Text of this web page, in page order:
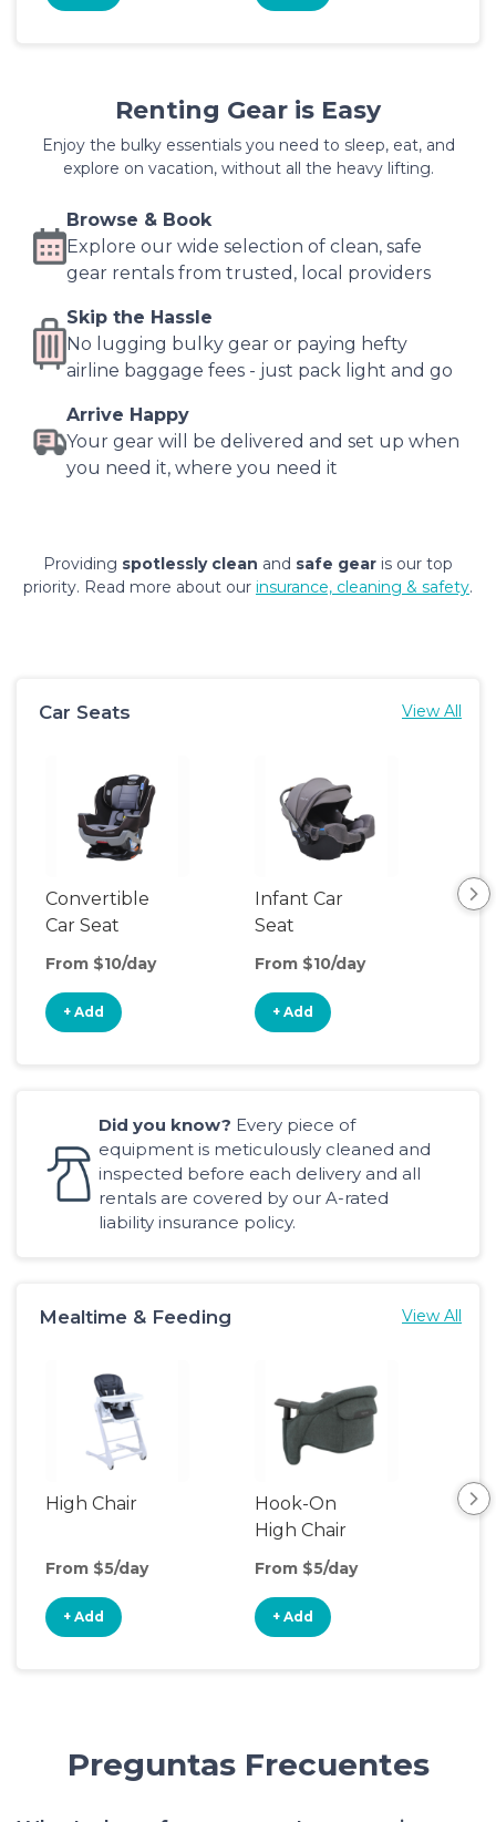
Renting Gear is Easy
Enjoy the bulky essentials you need to sleep, eat, and
explore on vacation, without all the heavy lifting.
Browse & Book
Explore our wide selection of clean, safe
gear rentals from trusted, local providers
Skip the Hassle
No lugging bulky gear or paying hefty
airline baggage fees - just pack light and go
Arrive Happy
Your gear will be delivered and set up when
you need it, where you need it
Providing spotlessly clean and safe gear is our top
priority. Read more about our insurance, cleaning & safety.
Car Seats View All
Convertible
Car Seat
From $10/day
+ Add
Infant Car
Seat
From $10/day
+ Add
Did you know? Every piece of
equipment is meticulously cleaned and
inspected before each delivery and all
rentals are covered by our A-rated
liability insurance policy.
Mealtime & Feeding View All
High Chair
From $5/day
+ Add
Hook-On
High Chair
From $5/day
+ Add
Preguntas Frecuentes